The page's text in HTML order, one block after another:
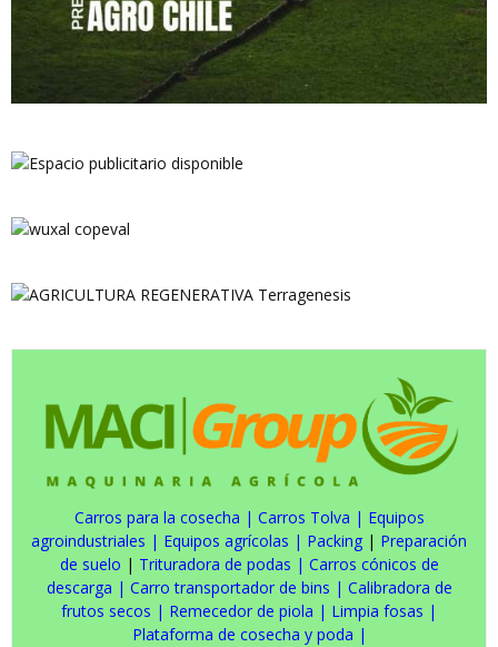
Carros para la cosecha | Carros Tolva | Equipos
agroindustriales | Equipos agrícolas | Packing | Preparación
de suelo | Trituradora de podas | Carros cónicos de
descarga | Carro transportador de bins | Calibradora de
frutos secos | Remecedor de piola | Limpia fosas |
Plataforma de cosecha y poda |